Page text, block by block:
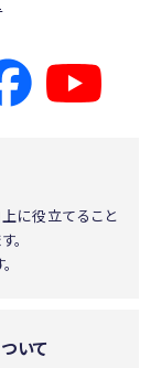
に役立てること
。
いて